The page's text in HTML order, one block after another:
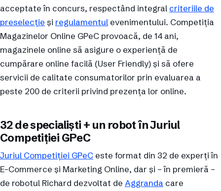
acceptate în concurs, respectând integral criteriile de
preselecție și regulamentul evenimentului. Competiția
Magazinelor Online GPeC provoacă, de 14 ani,
magazinele online să asigure o experiență de
cumpărare online facilă (User Friendly) și să ofere
servicii de calitate consumatorilor prin evaluarea a
peste 200 de criterii privind prezența lor online.
32 de specialiști + un robot în Juriul
Competiției GPeC
Juriul Competiției GPeC este format din 32 de experți în
E-Commerce și Marketing Online, dar și – în premieră –
de robotul Richard dezvoltat de Aggranda care